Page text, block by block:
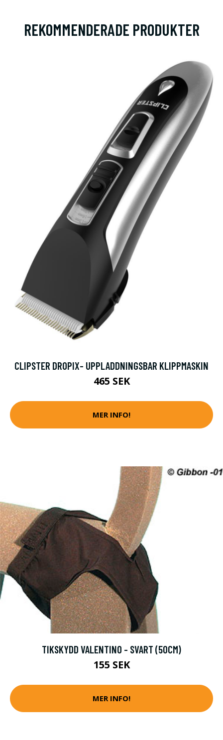
REKOMMENDERADE PRODUKTER
CLIPSTER DROPIX- UPPLADDNINGSBAR KLIPPMASKIN
465 SEK
MER INFO!
TIKSKYDD VALENTINO - SVART (50CM)
155 SEK
MER INFO!